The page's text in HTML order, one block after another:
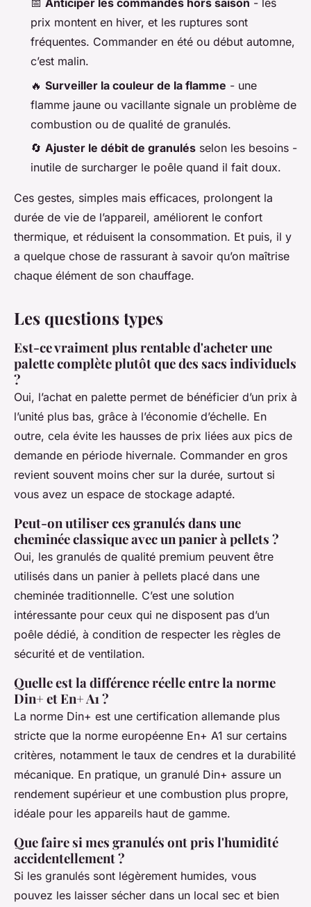
📅 Anticiper les commandes hors saison - les
prix montent en hiver, et les ruptures sont
fréquentes. Commander en été ou début automne,
c’est malin.
🔥 Surveiller la couleur de la flamme - une
flamme jaune ou vacillante signale un problème de
combustion ou de qualité de granulés.
🔄 Ajuster le débit de granulés selon les besoins -
inutile de surcharger le poêle quand il fait doux.
Ces gestes, simples mais efficaces, prolongent la
durée de vie de l’appareil, améliorent le confort
thermique, et réduisent la consommation. Et puis, il y
a quelque chose de rassurant à savoir qu’on maîtrise
chaque élément de son chauffage.
Les questions types
Est-ce vraiment plus rentable d'acheter une
palette complète plutôt que des sacs individuels
?
Oui, l’achat en palette permet de bénéficier d’un prix à
l’unité plus bas, grâce à l’économie d’échelle. En
outre, cela évite les hausses de prix liées aux pics de
demande en période hivernale. Commander en gros
revient souvent moins cher sur la durée, surtout si
vous avez un espace de stockage adapté.
Peut-on utiliser ces granulés dans une
cheminée classique avec un panier à pellets ?
Oui, les granulés de qualité premium peuvent être
utilisés dans un panier à pellets placé dans une
cheminée traditionnelle. C’est une solution
intéressante pour ceux qui ne disposent pas d’un
poêle dédié, à condition de respecter les règles de
sécurité et de ventilation.
Quelle est la différence réelle entre la norme
Din+ et En+ A1 ?
La norme Din+ est une certification allemande plus
stricte que la norme européenne En+ A1 sur certains
critères, notamment le taux de cendres et la durabilité
mécanique. En pratique, un granulé Din+ assure un
rendement supérieur et une combustion plus propre,
idéale pour les appareils haut de gamme.
Que faire si mes granulés ont pris l'humidité
accidentellement ?
Si les granulés sont légèrement humides, vous
pouvez les laisser sécher dans un local sec et bien